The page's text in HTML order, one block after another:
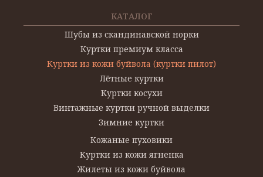
КАТАЛОГ
Шубы из скандинавской норки
Куртки премиум класса
Куртки из кожи буйвола (куртки пилот)
Лётные куртки
Куртки косухи
Винтажные куртки ручной выделки
Зимние куртки
Кожаные пуховики
Куртки из кожи ягненка
Жилеты из кожи буйвола